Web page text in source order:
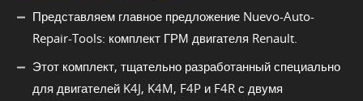
Представляем главное предложение Nuevo-Auto-
Repair-Tools: комплект ГРМ двигателя Renault.
Этот комплект, тщательно разработанный специально
для двигателей K4J, K4M, F4P и F4R с двумя